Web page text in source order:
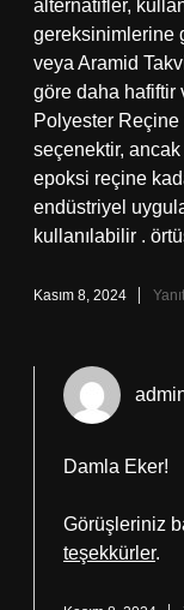
alternatifler,
gereksinimlerine
veya Aramid
göre daha hafiftir
Polyester Reçine
seçenektir, ancak
epoksi reçine
endüstriyel
kullanılabilir .
Kasım 8, 2024
Damla Eker!
Görüşleriniz
teşekkürler.